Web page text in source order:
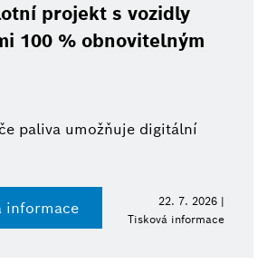
projekt s vozidly
100 % obnovitelným
paliva umožňuje digitální
informace
22. 7. 2026 |
Tisková informace